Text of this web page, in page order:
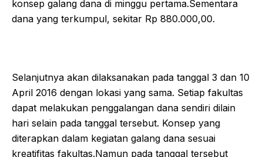
konsep galang dana di minggu pertama.Sementara
dana yang terkumpul, sekitar Rp 880.000,00.
Selanjutnya akan dilaksanakan pada tanggal 3 dan 10
April 2016 dengan lokasi yang sama. Setiap fakultas
dapat melakukan penggalangan dana sendiri dilain
hari selain pada tanggal tersebut. Konsep yang
diterapkan dalam kegiatan galang dana sesuai
kreatifitas fakultas.Namun pada tanggal tersebut